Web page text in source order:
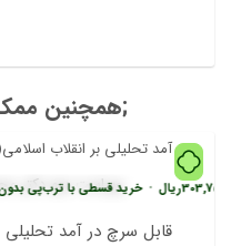
همچنین ممکن است دوست داشته باشید;
ریال • خرید قسطی با ترب‌پی بدون کارمزد